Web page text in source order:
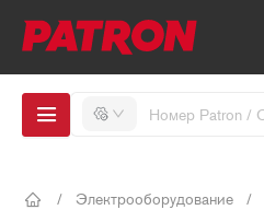
/ Электрооборудование /